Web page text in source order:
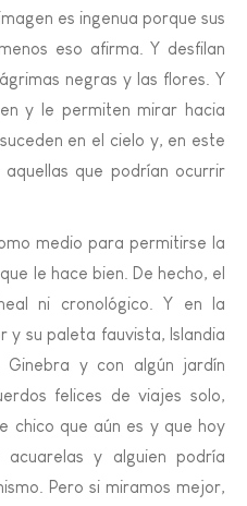
es ingenua porque sus
eso afirma. Y desfilan
negras y las flores. Y
y le permiten mirar hacia
en el cielo y, en este
que podrían ocurrir
medio para permitirse la
le hace bien. De hecho, el
ni cronológico. Y en la
y su paleta fauvista, Islandia
y con algún jardín
felices de viajes solo,
chico que aún es y que hoy
y alguien podría
Pero si miramos mejor,